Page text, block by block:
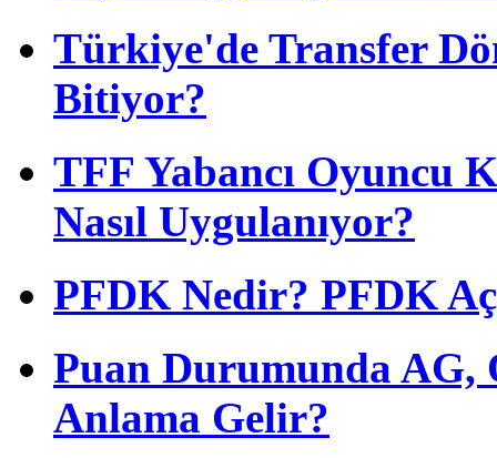
Türkiye'de Transfer
Bitiyor?
TFF Yabancı Oyuncu
Nasıl Uygulanıyor?
PFDK Nedir? PFDK
Puan Durumunda AG,
Anlama Gelir?